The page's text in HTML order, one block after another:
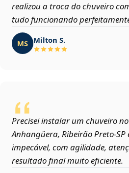
realizou a troca do chuveiro
tudo funcionando
MS Milton S.
Precisei instalar um chuveiro
Anhangüera, Ribeirão Preto‑SP
impecável, com agilidade,
resultado final muito eficiente.